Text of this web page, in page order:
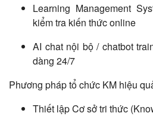
Learning Management
kiểm tra kiến thức online
AI chat nội bộ / chatbot
dàng 24/7
Phương pháp tổ chức KM hiệu
Thiết lập Cơ sở tri thức